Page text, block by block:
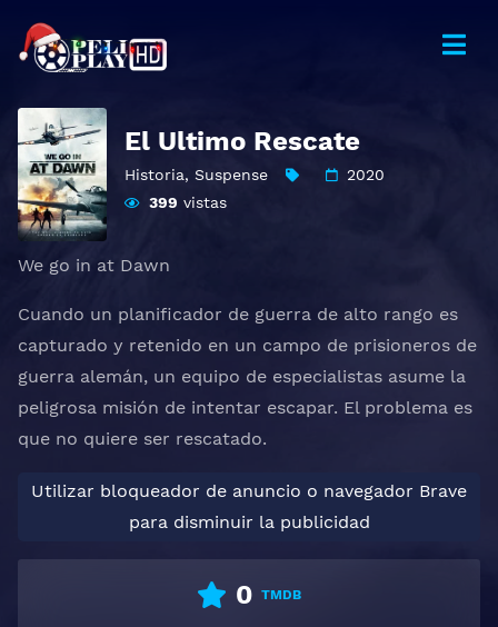
El Ultimo Rescate
Historia, Suspense
2020
399 vistas
We go in at Dawn
Cuando un planificador de guerra de alto rango es
capturado y retenido en un campo de prisioneros de
guerra alemán, un equipo de especialistas asume la
peligrosa misión de intentar escapar. El problema es
que no quiere ser rescatado.
Utilizar bloqueador de anuncio o navegador Brave
para disminuir la publicidad
0 TMDB